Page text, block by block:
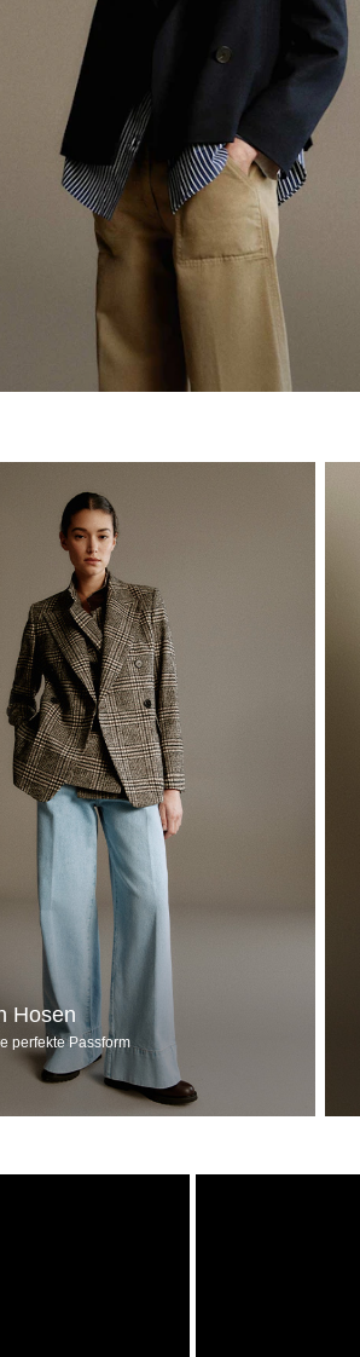
Hosen
perfekte Passform